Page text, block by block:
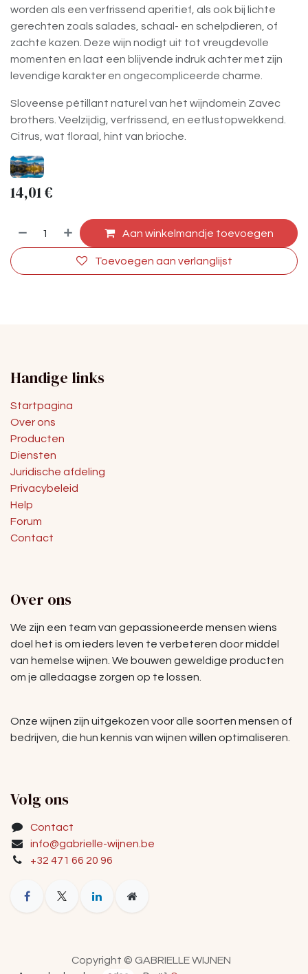
worden als een verfrissend aperitief, als ook bij lichte
gerechten zoals salades, schaal- en schelpdieren, of
zachte kazen. Deze wijn nodigt uit tot vreugdevolle
momenten en laat een blijvende indruk achter met zijn
levendige karakter en ongecompliceerde charme.
Sloveense pétillant naturel van het wijndomein Zavec
brothers. Veelzijdig, verfrissend, en eetlustopwekkend.
Citrus, wat floraal, hint van brioche.
14,01€
Aan winkelmandje toevoegen
Toevoegen aan verlanglijst
Handige links
Startpagina
Over ons
Producten
Diensten
Juridische afdeling
Privacybeleid
Help
Forum
Contact
Over ons
We zijn een team van gepassioneerde mensen wiens
doel het is om ieders leven te verbeteren door middel
van hemelse wijnen. We bouwen geweldige producten
om je alledaagse zorgen op te lossen.
Onze wijnen zijn uitgekozen voor alle soorten mensen of
bedrijven, die hun kennis van wijnen willen optimaliseren.
Volg ons
Contact
info@gabrielle-wijnen.be
+32 471 66 20 96
Copyright © GABRIELLE WIJNEN